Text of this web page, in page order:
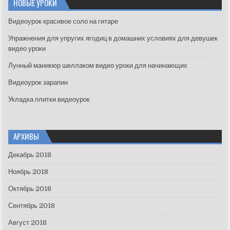
h
f
r
:
НОВЫЕ УРОКИ
Видеоурок красивое соло на гитаре
Упражнения для упругих ягодиц в домашних условиях для девушек
видео уроки
Лунный маникюр шеллаком видео уроки для начинающих
Видеоурок зарапин
Укладка плитки видеоурок
АРХИВЫ
Декабрь 2018
Ноябрь 2018
Октябрь 2018
Сентябрь 2018
Август 2018